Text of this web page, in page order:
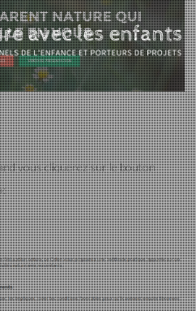
pour explorer la nature
enfants
vous cliquerez sur le bouton